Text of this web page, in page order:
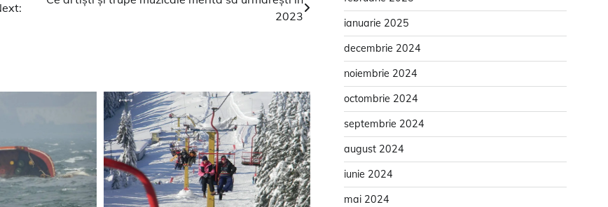
2023
ianuarie 2025
decembrie 2024
noiembrie 2024
octombrie 2024
septembrie 2024
august 2024
iunie 2024
mai 2024